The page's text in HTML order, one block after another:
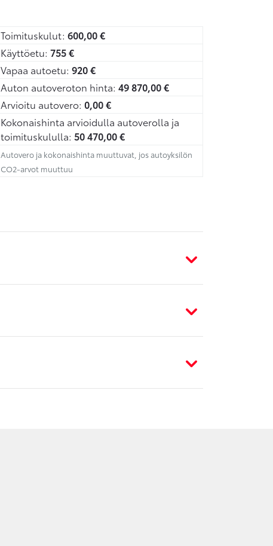
Toimituskulut: 600,00€
Käyttöetu: 755€
Vapaa autoetu: 920€
Auton autoveroton hinta: 49 870,00€
Arvioitu autovero: 0,00€
Kokonaishinta arvioidulla autoverolla ja
toimituskululla: 50 470,00€
Autovero ja kokonaishinta muuttuvat, jos autoyksilön
CO2-arvot muuttuu